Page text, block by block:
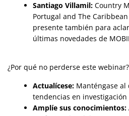
Santiago Villamil: Country
Portugal and The
presente también para
últimas novedades de
¿Por qué no perderse este webinar?
Actualícese: Manténgase
tendencias en
Amplíe sus conocimientos: